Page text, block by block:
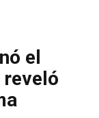
el
reveló